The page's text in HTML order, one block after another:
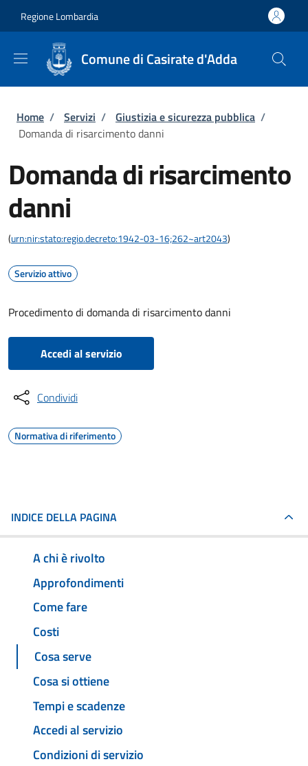
Regione Lombardia
Comune di Casirate d'Adda
Briciole di pane
Home / Servizi / Giustizia e sicurezza pubblica /
Domanda di risarcimento danni
Domanda di risarcimento
danni
(urn:nir:stato:regio.decreto:1942-03-16;262~art2043)
Servizio attivo
Procedimento di domanda di risarcimento danni
Accedi al servizio
Condividi
Normativa di riferimento
INDICE DELLA PAGINA
A chi è rivolto
Approfondimenti
Come fare
Costi
Cosa serve
Cosa si ottiene
Tempi e scadenze
Accedi al servizio
Condizioni di servizio